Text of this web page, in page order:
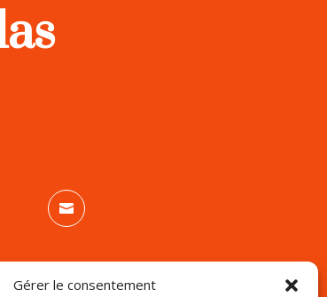
Gérer le consentement
